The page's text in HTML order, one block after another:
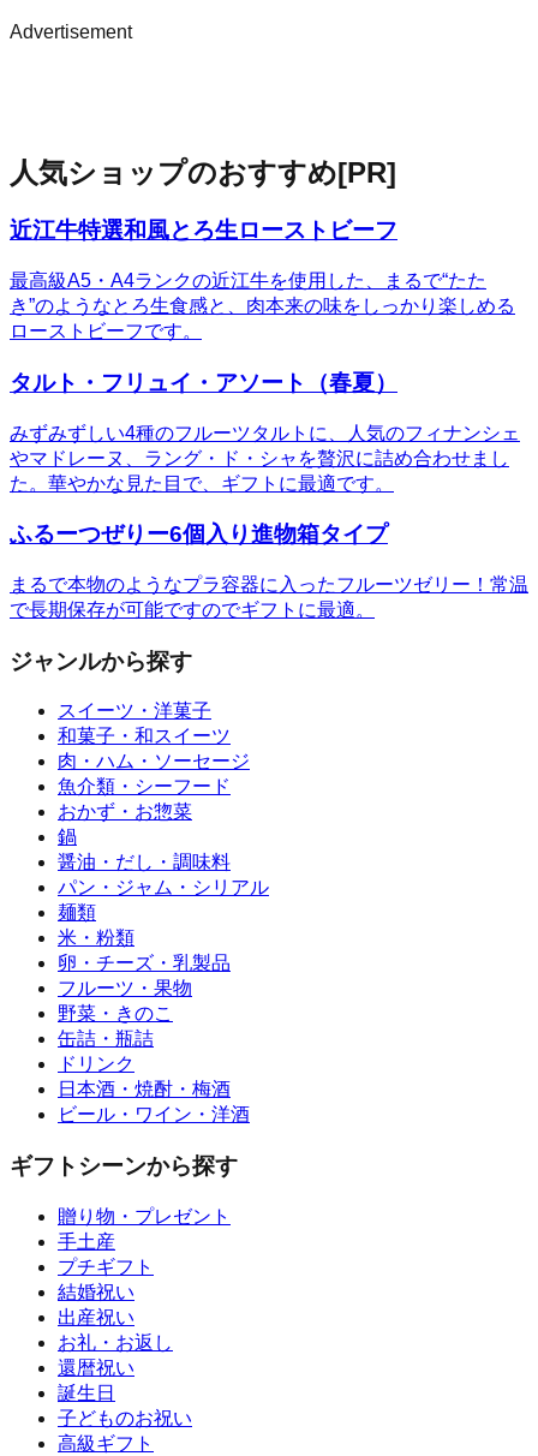
Advertisement
人気ショップのおすすめ[PR]
近江牛特選和風とろ生ローストビーフ
最高級A5・A4ランクの近江牛を使用した、まるで“たた
き”のようなとろ生食感と、肉本来の味をしっかり楽しめる
ローストビーフです。
タルト・フリュイ・アソート（春夏）
みずみずしい4種のフルーツタルトに、人気のフィナンシェ
やマドレーヌ、ラング・ド・シャを贅沢に詰め合わせまし
た。華やかな見た目で、ギフトに最適です。
ふるーつぜりー6個入り進物箱タイプ
まるで本物のようなプラ容器に入ったフルーツゼリー！常温
で長期保存が可能ですのでギフトに最適。
ジャンルから探す
スイーツ・洋菓子
和菓子・和スイーツ
肉・ハム・ソーセージ
魚介類・シーフード
おかず・お惣菜
鍋
醤油・だし・調味料
パン・ジャム・シリアル
麺類
米・粉類
卵・チーズ・乳製品
フルーツ・果物
野菜・きのこ
缶詰・瓶詰
ドリンク
日本酒・焼酎・梅酒
ビール・ワイン・洋酒
ギフトシーンから探す
贈り物・プレゼント
手土産
プチギフト
結婚祝い
出産祝い
お礼・お返し
還暦祝い
誕生日
子どものお祝い
高級ギフト